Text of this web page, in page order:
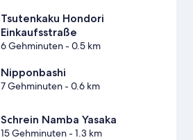
Tsutenkaku Hondori
Einkaufsstraße
6 Gehminuten- 0.5 km
Nipponbashi
7 Gehminuten- 0.6 km
Schrein Namba Yasaka
15 Gehminuten- 1.3 km